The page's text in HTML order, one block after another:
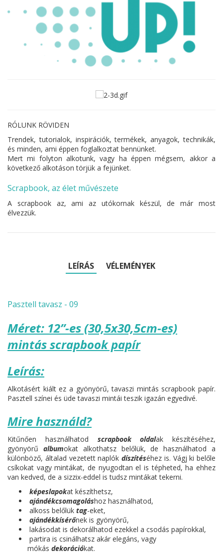
RÓLUNK RÖVIDEN
Trendek, tutorialok, inspirációk, termékek, anyagok, technikák,
és minden, ami éppen foglalkoztat bennünket.
Mert mi folyton alkotunk, vagy ha éppen mégsem, akkor a
következő alkotáson törjük a fejünket.
Scrapbook, az élet művészete
A scrapbook az, ami az utókornak készül, de már most
élvezzük.
LEÍRÁS VÉLEMÉNYEK
Pasztell tavasz - 09
Méret: 12”-es (30,5x30,5cm-es)
mintás scrapbook papír
Leírás:
Alkotásért kiált ez a gyönyörű, tavaszi mintás scrapbook papír.
Pasztell színei és üde tavaszi mintái teszik igazán egyedivé.
Mire használd?
Kitűnően használhatod scrapbook oldalak készítéséhez,
gyönyörű albumokat alkothatsz belőlük, de használhatod a
különböző, általad vezetett naplók díszítéséhez is. Vágj ki belőle
csíkokat vagy mintákat, de nyugodtan el is tépheted, ha ehhez
van kedved, de a sizzix-eddel is tudsz mintákat tekerni.
képeslapokat készíthetsz,
ajándékcsomagoláshoz használhatod,
alkoss belőlük tag-eket,
ajándékkísérőnek is gyönyörű,
lakásodat is dekorálhatod ezekkel a csodás papírokkal,
partira is csinálhatsz akár elegáns, vagy
mókás dekorációkat.